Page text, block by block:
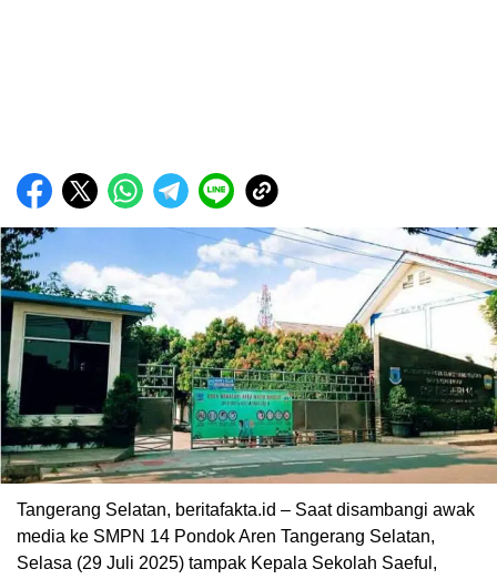
Tangerang Selatan, beritafakta.id – Saat disambangi awak
media ke SMPN 14 Pondok Aren Tangerang Selatan,
Selasa (29 Juli 2025) tampak Kepala Sekolah Saeful,